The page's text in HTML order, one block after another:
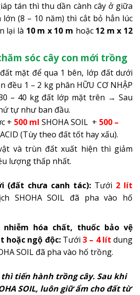
tán thì thu dần cành cây ở giữa
lớn (8 – 10 năm) thì cắt bỏ hẳn lúc
lại là 10 m x 10 m hoặc 12 m x 12
sóc cây con mới trồng
mặt để qua 1 bên, lớp đất dưới
đều 1 – 2 kg phân HỮU CƠ NHẬP
– 40 kg đất lớp mặt trên → Sau
tự như ban đầu.
+ 500 ml SHOHA SOIL + 500 –
(Tùy theo đất tốt hay xấu).
và trùn đất xuất hiện thì giảm
lượng thấp nhất.
(đất chưa canh tác): Tưới 2 lít
SHOHA SOIL đã pha vào hố
hóa chất, thuốc bảo vệ
hoặc ngộ độc: Tưới3 – 4 lít dung
SOIL đã pha vào hố trồng.
tiến hành trồng cây. Sau khi
SOIL, luôn giữ ẩm cho đất từ